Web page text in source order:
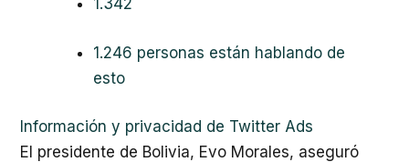
1.342
1.246 personas están hablando de
esto
Información y privacidad de Twitter Ads
El presidente de Bolivia, Evo Morales, aseguró